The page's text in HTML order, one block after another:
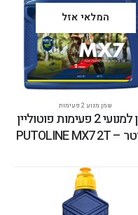
המלאי אזל
שמן מנוע 2 פעימות
שמן למנועי 2 פעימות פוטוליין